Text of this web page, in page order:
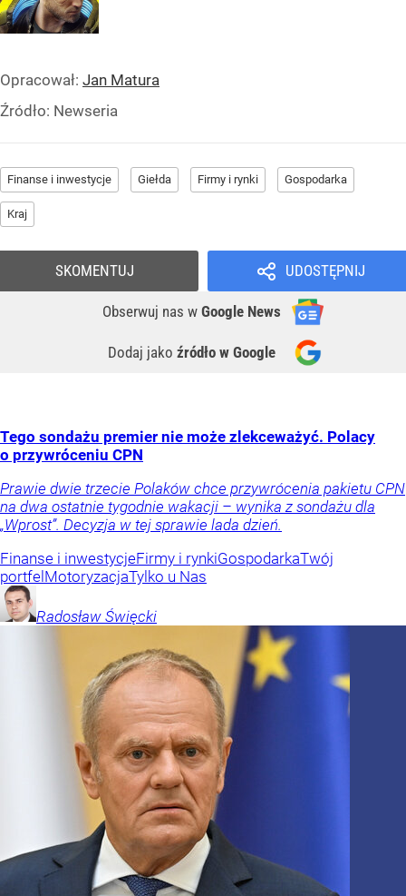
Opracował: Jan Matura
Źródło: Newseria
Finanse i inwestycje Giełda Firmy i rynki Gospodarka
Kraj
UDOSTĘPNIJ
Obserwuj nas w Google News
Dodaj jako źródło w Google
SKOMENTUJ
Tego sondażu premier nie może zlekceważyć. Polacy
o przywróceniu CPN
Prawie dwie trzecie Polaków chce przywrócenia pakietu CPN
na dwa ostatnie tygodnie wakacji – wynika z sondażu dla
„Wprost”. Decyzja w tej sprawie lada dzień.
Finanse i inwestycjeFirmy i rynkiGospodarkaTwój
portfelMotoryzacjaTylko u Nas
Radosław Święcki